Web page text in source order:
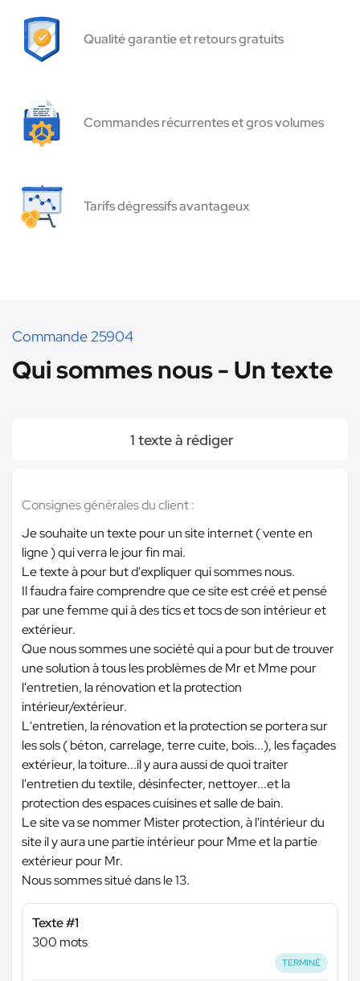
Qualité garantie et retours gratuits
Commandes récurrentes et gros volumes
Tarifs dégressifs avantageux
Commande 25904
Qui sommes nous - Un texte
1 texte à rédiger
Consignes générales du client :
Je souhaite un texte pour un site internet ( vente en
ligne ) qui verra le jour fin mai.
Le texte à pour but d'expliquer qui sommes nous.
Il faudra faire comprendre que ce site est créé et pensé
par une femme qui à des tics et tocs de son intérieur et
extérieur.
Que nous sommes une société qui a pour but de trouver
une solution à tous les problèmes de Mr et Mme pour
l'entretien, la rénovation et la protection
intérieur/extérieur.
L'entretien, la rénovation et la protection se portera sur
les sols ( béton, carrelage, terre cuite, bois...), les façades
extérieur, la toiture...il y aura aussi de quoi traiter
l'entretien du textile, désinfecter, nettoyer...et la
protection des espaces cuisines et salle de bain.
Le site va se nommer Mister protection, à l'intérieur du
site il y aura une partie intérieur pour Mme et la partie
extérieur pour Mr.
Nous sommes situé dans le 13.
Texte #1
300 mots
TERMINÉ